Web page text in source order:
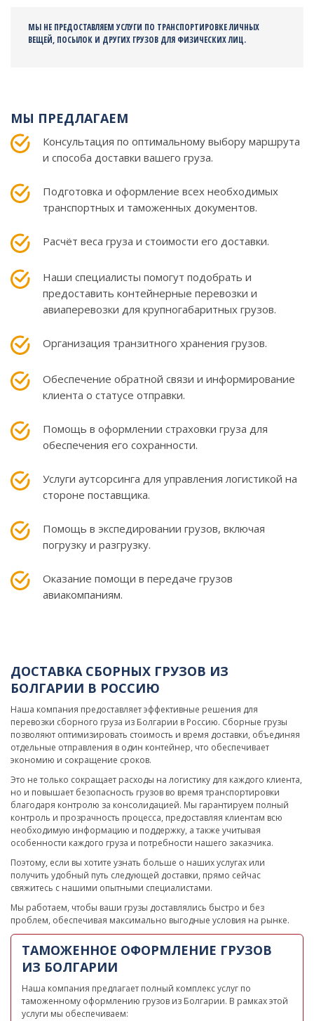
МЫ НЕ ПРЕДОСТАВЛЯЕМ УСЛУГИ ПО ТРАНСПОРТИРОВКЕ ЛИЧНЫХ
ВЕЩЕЙ, ПОСЫЛОК И ДРУГИХ ГРУЗОВ ДЛЯ ФИЗИЧЕСКИХ ЛИЦ.
МЫ ПРЕДЛАГАЕМ
Консультация по оптимальному выбору маршрута
и способа доставки вашего груза.
Подготовка и оформление всех необходимых
транспортных и таможенных документов.
Расчёт веса груза и стоимости его доставки.
Наши специалисты помогут подобрать и
предоставить контейнерные перевозки и
авиаперевозки для крупногабаритных грузов.
Организация транзитного хранения грузов.
Обеспечение обратной связи и информирование
клиента о статусе отправки.
Помощь в оформлении страховки груза для
обеспечения его сохранности.
Услуги аутсорсинга для управления логистикой на
стороне поставщика.
Помощь в экспедировании грузов, включая
погрузку и разгрузку.
Оказание помощи в передаче грузов
авиакомпаниям.
ДОСТАВКА СБОРНЫХ ГРУЗОВ ИЗ
БОЛГАРИИ В РОССИЮ
Наша компания предоставляет эффективные решения для
перевозки сборного груза из Болгарии в Россию. Сборные грузы
позволяют оптимизировать стоимость и время доставки, объединяя
отдельные отправления в один контейнер, что обеспечивает
экономию и сокращение сроков.
Это не только сокращает расходы на логистику для каждого клиента,
но и повышает безопасность грузов во время транспортировки
благодаря контролю за консолидацией. Мы гарантируем полный
контроль и прозрачность процесса, предоставляя клиентам всю
необходимую информацию и поддержку, а также учитывая
особенности каждого груза и потребности нашего заказчика.
Поэтому, если вы хотите узнать больше о наших услугах или
получить удобный путь следующей доставки, прямо сейчас
свяжитесь с нашими опытными специалистами.
Мы работаем, чтобы ваши грузы доставлялись быстро и без
проблем, обеспечивая максимально выгодные условия на рынке.
ТАМОЖЕННОЕ ОФОРМЛЕНИЕ ГРУЗОВ
ИЗ БОЛГАРИИ
Наша компания предлагает полный комплекс услуг по
таможенному оформлению грузов из Болгарии. В рамках этой
услуги мы обеспечиваем: